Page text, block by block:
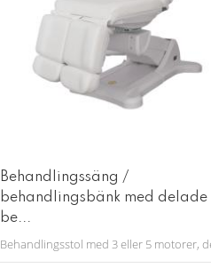
Behandlingssäng /
behandlingsbänk med delade
be...
Behandlingsstol med 3 eller 5 motorer,